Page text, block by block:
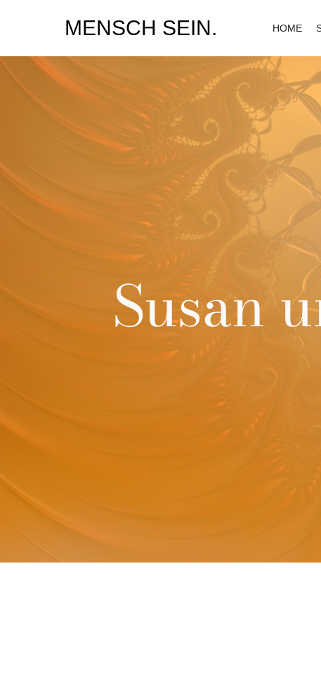
MENSCH SEIN. HOME
Susan